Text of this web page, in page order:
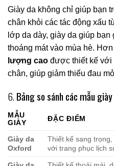
Giày da không chỉ giúp bạn
chân khỏi các tác động xấu
lớp da dày, giày da giúp
thoáng mát vào mùa hè.
lượng cao được thiết kế với
chân, giúp giảm thiểu đau
6.Bảng so sánh các mẫu
MẪU
GIÀY
ĐẶC ĐIỂM
Giày da
Oxford
Thiết kế sang
với trang phục lịch